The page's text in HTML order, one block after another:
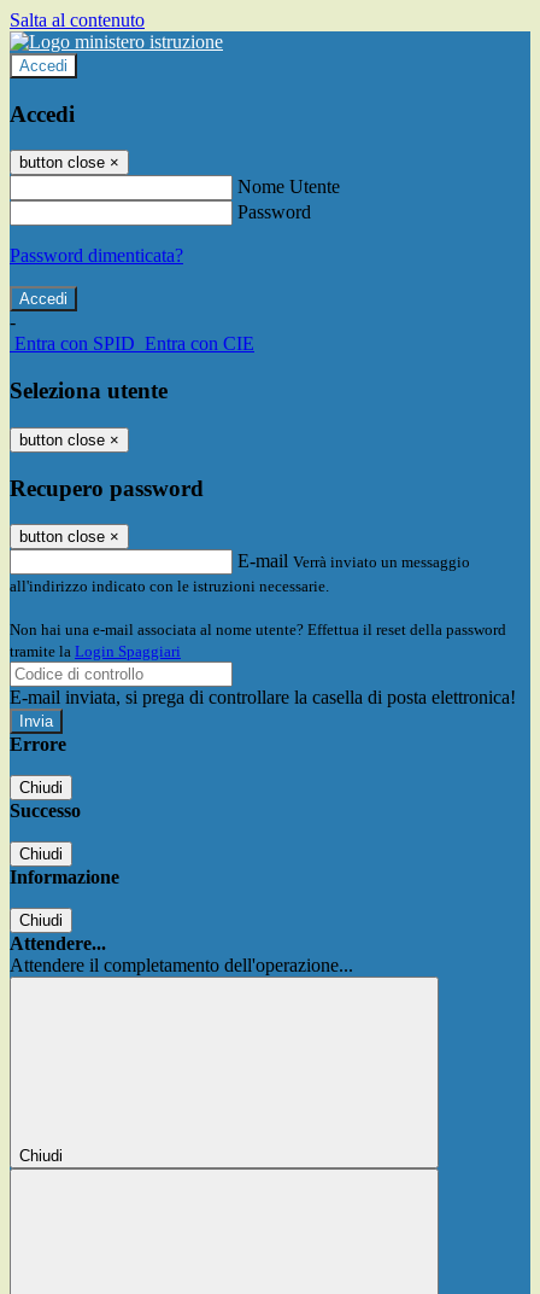
Salta al contenuto
Accedi
Accedi
button close ×
Nome Utente
Password
Password dimenticata?
-
Entra con SPID Entra con CIE
Seleziona utente
button close ×
Recupero password
button close ×
E-mail Verrà inviato un messaggio
all'indirizzo indicato con le istruzioni necessarie.
Non hai una e-mail associata al nome utente? Effettua il reset della password
tramite la Login Spaggiari
E-mail inviata, si prega di controllare la casella di posta elettronica!
Errore
Chiudi
Successo
Chiudi
Informazione
Chiudi
Attendere...
Attendere il completamento dell'operazione...
Chiudi